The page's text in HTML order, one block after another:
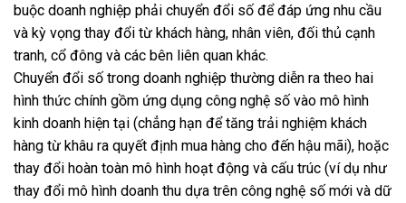
buộc doanh nghiệp phải chuyển đổi số để đáp ứng nhu cầu
và kỳ vọng thay đổi từ khách hàng, nhân viên, đối thủ cạnh
tranh, cổ đông và các bên liên quan khác.
Chuyển đổi số trong doanh nghiệp thường diễn ra theo hai
hình thức chính gồm ứng dụng công nghệ số vào mô hình
kinh doanh hiện tại (chẳng hạn để tăng trải nghiệm khách
hàng từ khâu ra quyết định mua hàng cho đến hậu mãi), hoặc
thay đổi hoàn toàn mô hình hoạt động và cấu trúc (ví dụ như
thay đổi mô hình doanh thu dựa trên công nghệ số mới và dữ